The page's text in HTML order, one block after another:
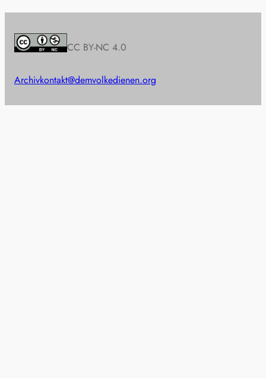
CC BY-NC 4.0
Archivkontakt@demvolkedienen.org